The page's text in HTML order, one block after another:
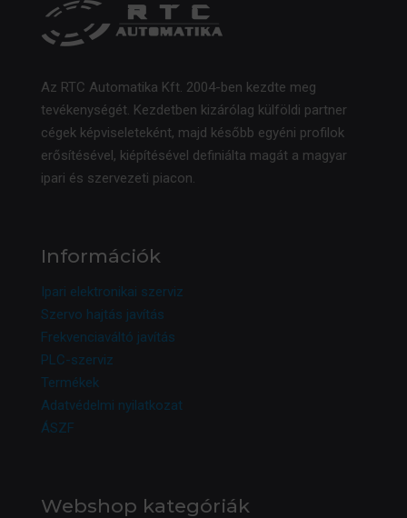
Az RTC Automatika Kft. 2004-ben kezdte meg
tevékenységét. Kezdetben kizárólag külföldi partner
cégek képviseleteként, majd később egyéni profilok
erősítésével, kiépítésével definiálta magát a magyar
ipari és szervezeti piacon.
Információk
Ipari elektronikai szerviz
Szervo hajtás javítás
Frekvenciaváltó javítás
PLC-szerviz
Termékek
Adatvédelmi nyilatkozat
ÁSZF
Webshop kategóriák